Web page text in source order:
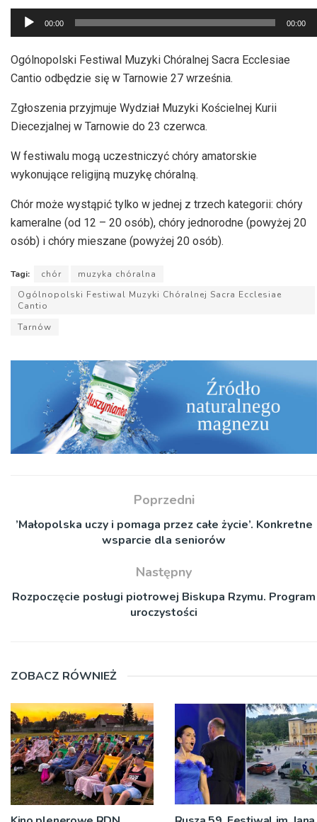
Odtwarzacz
plików
dźwiękowych
00:00 00:00
Ogólnopolski Festiwal Muzyki Chóralnej Sacra Ecclesiae
Cantio odbędzie się w Tarnowie 27 września.
Zgłoszenia przyjmuje Wydział Muzyki Kościelnej Kurii
Diecezjalnej w Tarnowie do 23 czerwca.
W festiwalu mogą uczestniczyć chóry amatorskie
wykonujące religijną muzykę chóralną.
Chór może wystąpić tylko w jednej z trzech kategorii: chóry
kameralne (od 12 – 20 osób), chóry jednorodne (powyżej 20
osób) i chóry mieszane (powyżej 20 osób).
Tagi: chór
muzyka chóralna
Ogólnopolski Festiwal Muzyki Chóralnej Sacra Ecclesiae
Cantio
Tarnów
Poprzedni
’Małopolska uczy i pomaga przez całe życie’. Konkretne
wsparcie dla seniorów
Następny
Rozpoczęcie posługi piotrowej Biskupa Rzymu. Program
uroczystości
ZOBACZ RÓWNIEŻ